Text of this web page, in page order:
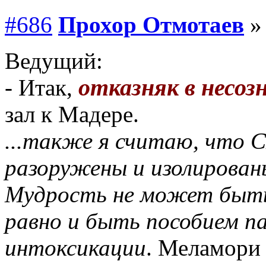
#686 Прохор Отмотаев
Ведущий:
- Итак, отказняк в
зал к Мадере.
...также я считаю, что
разоружены и
Мудрость не может
равно и быть пособием
интоксикации. Меламори